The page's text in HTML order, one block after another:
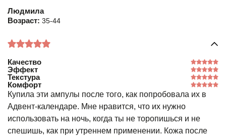
Людмила
Возраст: 35-44
Качество
Эффект
Текстура
Комфорт
Купила эти ампулы после того, как попробовала их в
Адвент-календаре. Мне нравится, что их нужно
использовать на ночь, когда ты не торопишься и не
спешишь, как при утреннем применении. Кожа после